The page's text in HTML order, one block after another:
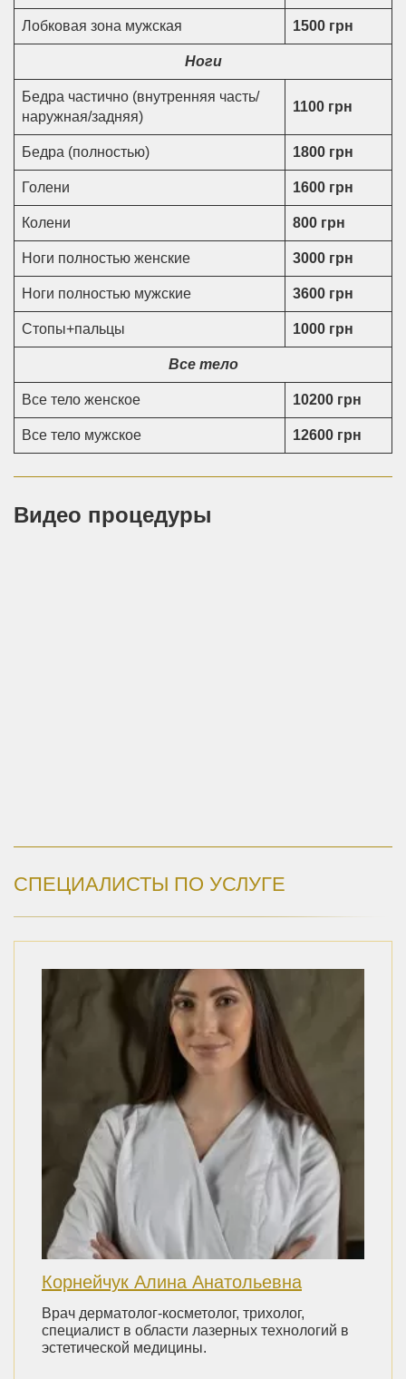
Лобковая зона мужская 1500 грн
Ноги
Бедра частично (внутренняя часть/
наружная/задняя)
1100 грн
Бедра (полностью) 1800 грн
Голени 1600 грн
Колени 800 грн
Ноги полностью женские 3000 грн
Ноги полностью мужские 3600 грн
Стопы+пальцы 1000 грн
Все тело
Все тело женское 10200 грн
Все тело мужское 12600 грн
Видео процедуры
СПЕЦИАЛИСТЫ ПО УСЛУГЕ
Корнейчук Алина Анатольевна
Врач дерматолог-косметолог, трихолог,
специалист в области лазерных технологий в
эстетической медицины.